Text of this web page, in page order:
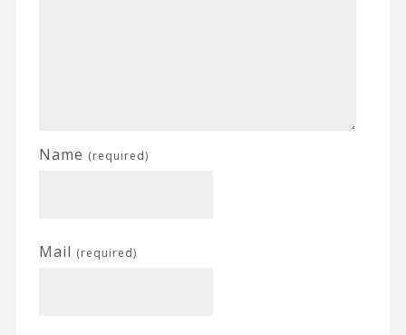
Name (required)
Mail (required)